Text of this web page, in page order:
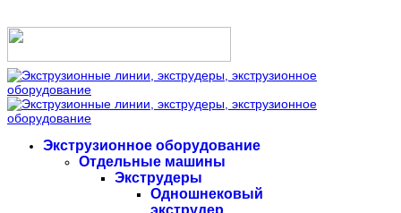
Экструзионное оборудование
Отдельные машины
Экструдеры
Одношнековый
экструдер